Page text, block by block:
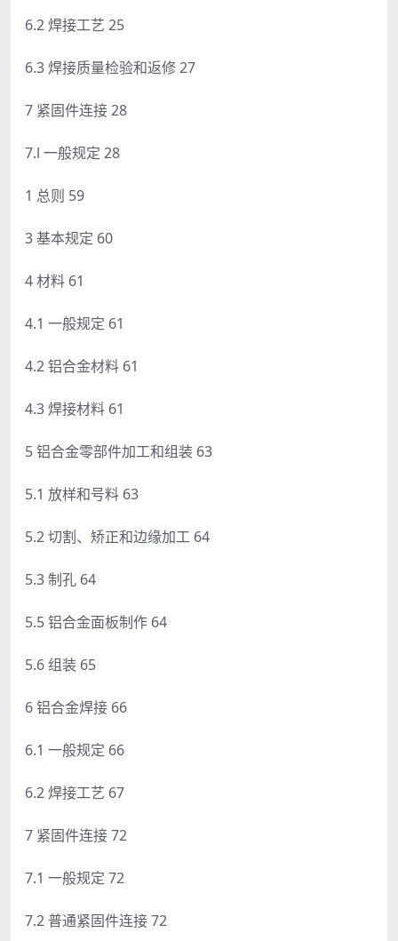
6.2 焊接工艺 25
6.3 焊接质量检验和返修 27
7 紧固件连接 28
7.l 一般规定 28
1 总则 59
3 基本规定 60
4 材料 61
4.1 一般规定 61
4.2 铝合金材料 61
4.3 焊接材料 61
5 铝合金零部件加工和组装 63
5.1 放样和号料 63
5.2 切割、矫正和边缘加工 64
5.3 制孔 64
5.5 铝合金面板制作 64
5.6 组装 65
6 铝合金焊接 66
6.1 一般规定 66
6.2 焊接工艺 67
7 紧固件连接 72
7.1 一般规定 72
7.2 普通紧固件连接 72